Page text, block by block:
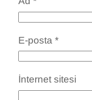
E-posta *
İnternet sitesi